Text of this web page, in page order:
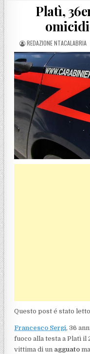
Platì,
POSTED BY
REDAZIONE NTACALABRIA
Questo post é stato
Francesco Sergi, 36
fuoco alla testa a Platì il
vittima di un agguato